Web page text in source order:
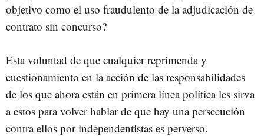
objetivo como el uso fraudulento de la adjudicación de
contrato sin concurso?
Esta voluntad de que cualquier reprimenda y
cuestionamiento en la acción de las responsabilidades
de los que ahora están en primera línea política les sirva
a estos para volver hablar de que hay una persecución
contra ellos por independentistas es perverso.